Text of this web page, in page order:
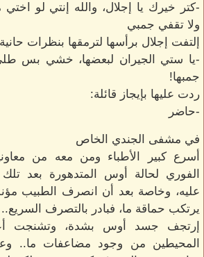
-كتر خيرك يا إجلال، والله إنتي لو اختي
ولا تقفي جمبي
إلتفت إجلال برأسها لترمقها بنظرات
-يا ستي الجيران لبعضها، خشي بس
جمبها!
ردت عليها بإيجاز قائلة:
-حاضر
في مشفى الجندي الخاص
أسرع كبير الأطباء ومن معه من
الفوري لحالة أوس المتدهورة بعد تلك
عليه، وخاصة بعد أن انصرف الطبيب
يرتكب حماقة ما، فبادر بالتصرف السريع..
إرتجف جسد أوس بشدة، وتشنجت
المحيطين من وجود مضاعفات ما..